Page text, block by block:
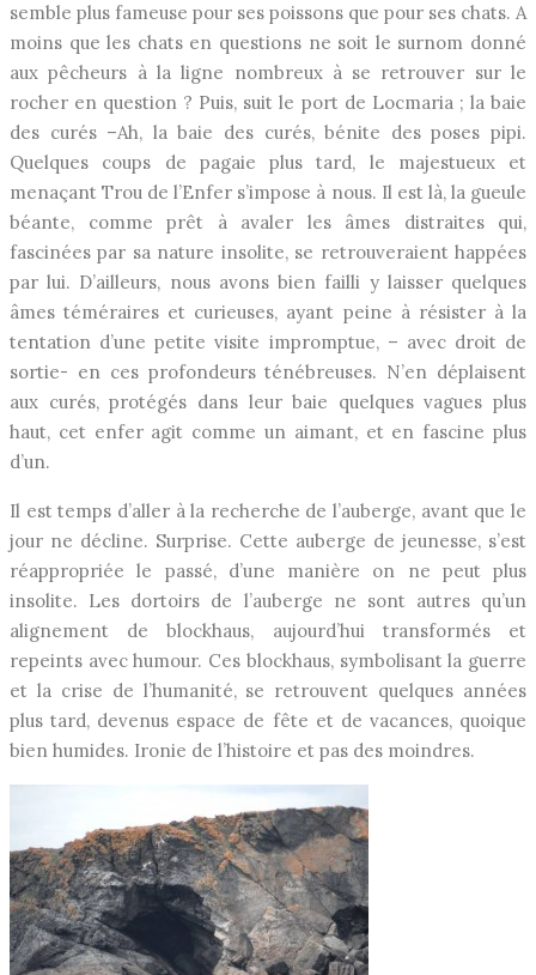
semble plus fameuse pour ses poissons que pour ses chats. A
moins que les chats en questions ne soit le surnom donné
aux pêcheurs à la ligne nombreux à se retrouver sur le
rocher en question ? Puis, suit le port de Locmaria ; la baie
des curés –Ah, la baie des curés, bénite des poses pipi.
Quelques coups de pagaie plus tard, le majestueux et
menaçant Trou de l’Enfer s’impose à nous. Il est là, la gueule
béante, comme prêt à avaler les âmes distraites qui,
fascinées par sa nature insolite, se retrouveraient happées
par lui. D’ailleurs, nous avons bien failli y laisser quelques
âmes téméraires et curieuses, ayant peine à résister à la
tentation d’une petite visite impromptue, – avec droit de
sortie- en ces profondeurs ténébreuses. N’en déplaisent
aux curés, protégés dans leur baie quelques vagues plus
haut, cet enfer agit comme un aimant, et en fascine plus
d’un.
Il est temps d’aller à la recherche de l’auberge, avant que le
jour ne décline. Surprise. Cette auberge de jeunesse, s’est
réappropriée le passé, d’une manière on ne peut plus
insolite. Les dortoirs de l’auberge ne sont autres qu’un
alignement de blockhaus, aujourd’hui transformés et
repeints avec humour. Ces blockhaus, symbolisant la guerre
et la crise de l’humanité, se retrouvent quelques années
plus tard, devenus espace de fête et de vacances, quoique
bien humides. Ironie de l’histoire et pas des moindres.